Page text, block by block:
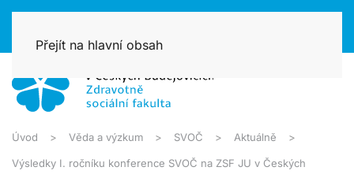
Přejít na hlavní obsah
Úvod Věda a výzkum SVOČ Aktuálně
Výsledky I. ročníku konference SVOČ na ZSF JU v Českých